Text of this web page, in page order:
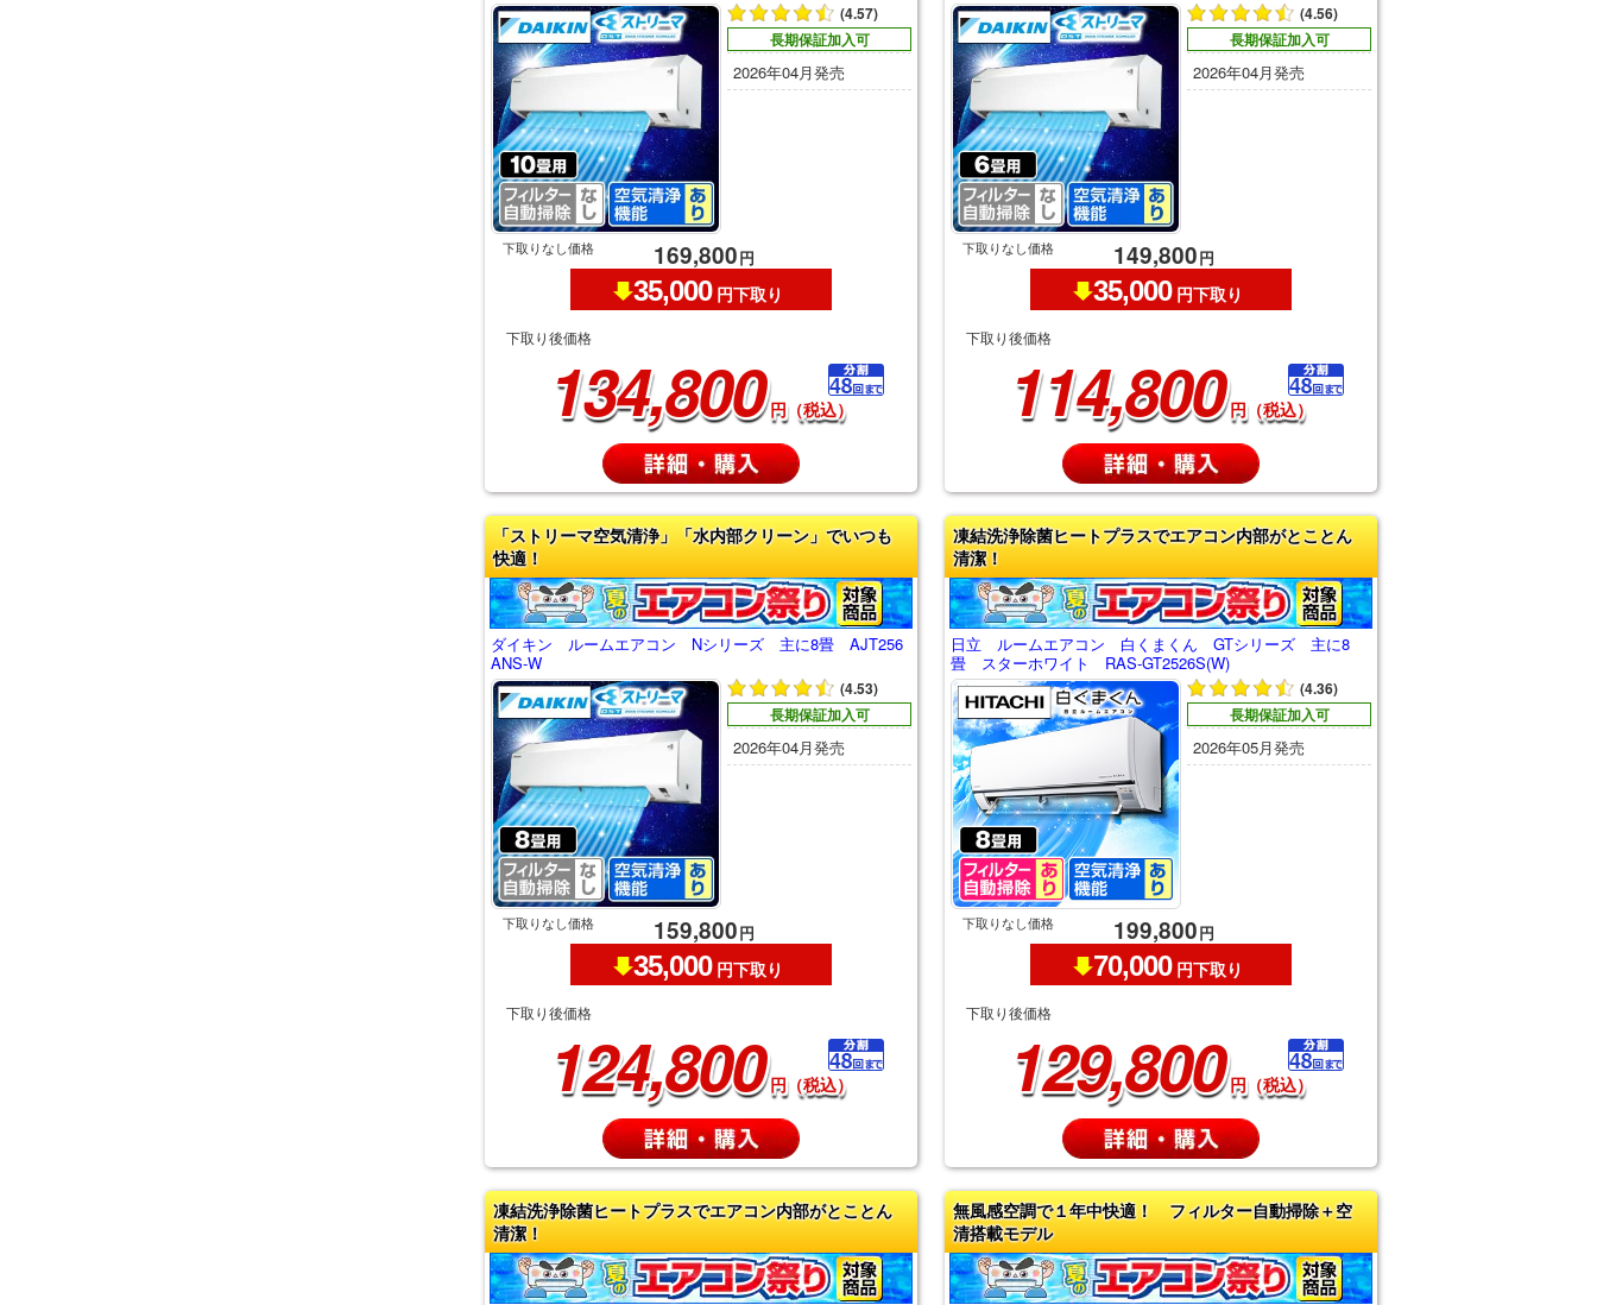
(4.57)
長期保証加入可
2026年04月発売
下取りなし価格 169,800円
35,000 円下取り
下取り後価格
134,800 円（税込）
(4.56)
長期保証加入可
2026年04月発売
下取りなし価格 149,800円
35,000 円下取り
下取り後価格
114,800 円（税込）
「ストリーマ空気清浄」「水内部クリーン」でいつも
快適！
ダイキン ルームエアコン Nシリーズ 主に8畳 AJT256
ANS-W
(4.53)
長期保証加入可
2026年04月発売
下取りなし価格 159,800円
35,000 円下取り
下取り後価格
124,800 円（税込）
凍結洗浄除菌ヒートプラスでエアコン内部がとことん
清潔！
日立 ルームエアコン 白くまくん GTシリーズ 主に8
畳 スターホワイト RAS-GT2526S(W)
(4.36)
長期保証加入可
2026年05月発売
下取りなし価格 199,800円
70,000 円下取り
下取り後価格
129,800 円（税込）
凍結洗浄除菌ヒートプラスでエアコン内部がとことん
清潔！
無風感空調で１年中快適！ フィルター自動掃除＋空
清搭載モデル